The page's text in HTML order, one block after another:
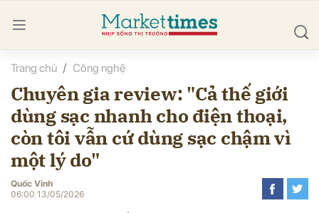
Trang chủ Công nghệ
Chuyên gia review: "Cả thế giới
dùng sạc nhanh cho điện thoại,
còn tôi vẫn cứ dùng sạc chậm vì
một lý do"
Quốc Vinh
06:00 13/05/2026
luận